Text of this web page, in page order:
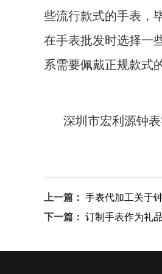
些流行款式的手表，
在手表批发时选择一
系需要佩戴正规款式
深圳市宏利源钟
上一篇： 手表代加工关于
下一篇： 订制手表作为礼